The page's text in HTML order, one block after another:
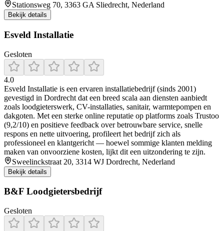
Stationsweg 70, 3363 GA Sliedrecht, Nederland
Bekijk details
Esveld Installatie
Gesloten
4.0
Esveld Installatie is een ervaren installatiebedrijf (sinds 2001)
gevestigd in Dordrecht dat een breed scala aan diensten aanbiedt
zoals loodgieterswerk, CV-installaties, sanitair, warmtepompen en
dakgoten. Met een sterke online reputatie op platforms zoals Trustoo
(9,2/10) en positieve feedback over betrouwbare service, snelle
respons en nette uitvoering, profileert het bedrijf zich als
professioneel en klantgericht — hoewel sommige klanten melding
maken van onvoorziene kosten, lijkt dit een uitzondering te zijn.
Sweelinckstraat 20, 3314 WJ Dordrecht, Nederland
Bekijk details
B&F Loodgietersbedrijf
Gesloten